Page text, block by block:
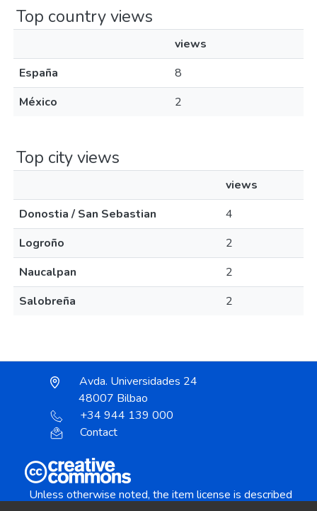
Top country views
views
España
8
México
2
Top city views
views
Donostia / San Sebastian
4
Logroño
2
Naucalpan
2
Salobreña
2
Avda. Universidades 24
48007 Bilbao
+34 944 139 000
Contact
Unless otherwise noted, the item license is described